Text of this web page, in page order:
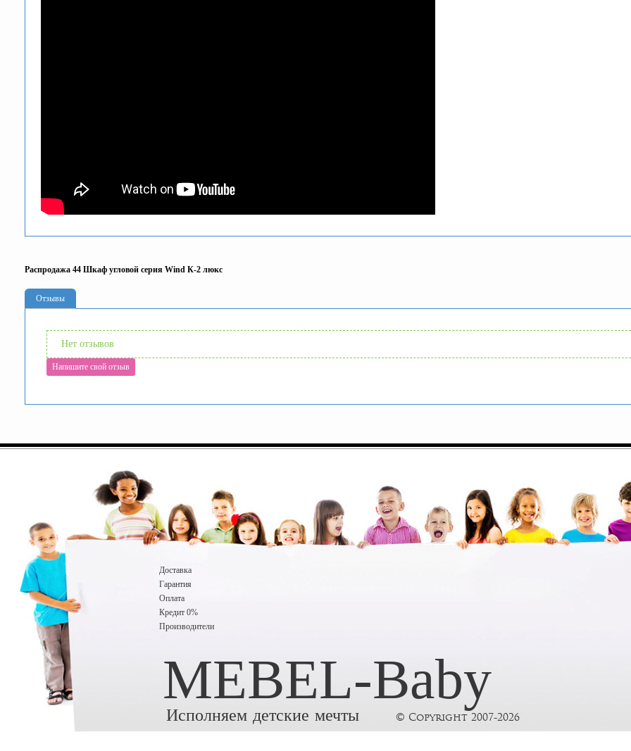
Распродажа 44 Шкаф угловой серия Wind К-2 люкс
Отзывы
Нет отзывов
Напишите свой отзыв
Доставка
Гарантия
Оплата
Кредит 0%
Производители
MEBEL-Baby
Исполняем детские мечты © Copyright 2007-2026